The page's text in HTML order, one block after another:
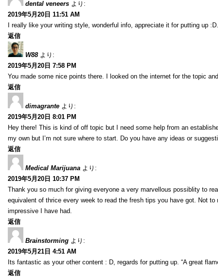
dental veneers より:
2019年5月20日 11:51 AM
I really like your writing style, wonderful info, appreciate it for putting up
返信
W88 より:
2019年5月20日 7:58 PM
You made some nice points there. I looked on the internet for the topic
返信
dimagrante より:
2019年5月20日 8:01 PM
Hey there! This is kind of off topic but I need some help from an
my own but I’m not sure where to start. Do you have any ideas or
返信
Medical Marijuana より:
2019年5月20日 10:37 PM
Thank you so much for giving everyone a very marvellous possiblity to
equivalent of thrice every week to read the fresh tips you have got. Not
impressive I have had.
返信
Brainstorming より:
2019年5月21日 4:51 AM
Its fantastic as your other content : D, regards for putting up. “A great
返信